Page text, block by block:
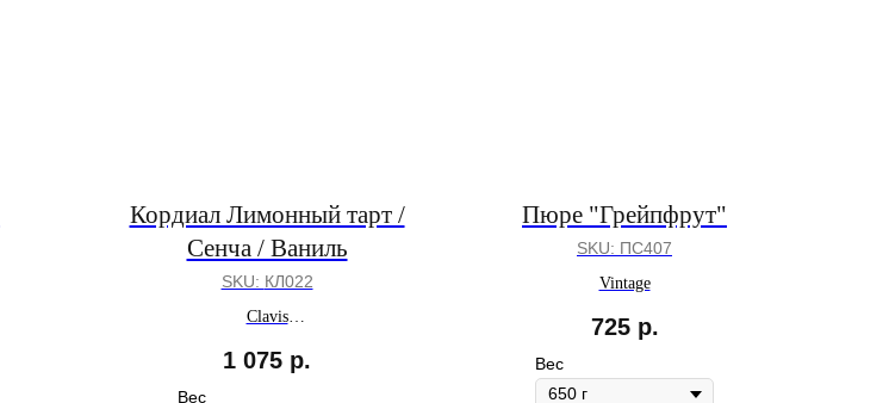
Кордиал Лимонный тарт /
Сенча / Ваниль
SKU: КЛ022
Clavis
1 075 р.
Вес
Пюре "Грейпфрут"
SKU: ПС407
Vintage
725 р.
Вес